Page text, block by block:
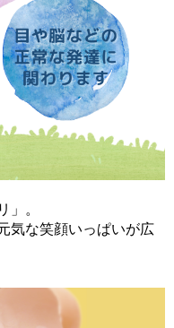
」。
気な笑顔いっぱいが広